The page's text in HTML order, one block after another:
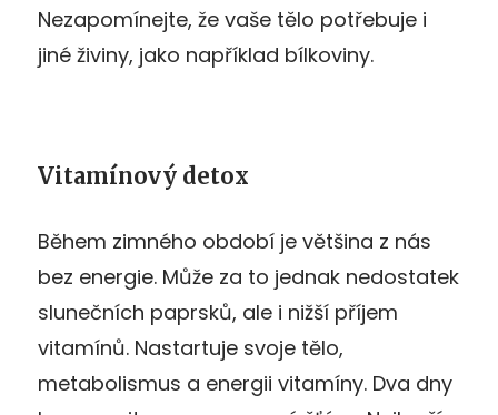
Nezapomínejte, že vaše tělo potřebuje i
jiné živiny, jako například bílkoviny.
Vitamínový detox
Během zimného období je většina z nás
bez energie. Může za to jednak nedostatek
slunečních paprsků, ale i nižší příjem
vitamínů. Nastartuje svoje tělo,
metabolismus a energii vitamíny. Dva dny